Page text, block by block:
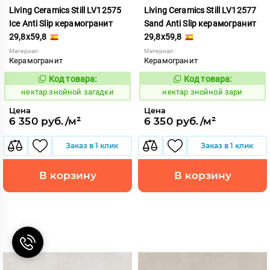
Living Ceramics Still LV12575
Ice Anti Slip керамогранит
29,8x59,8
Материал:
Керамогранит
1129027
Код товара:
нектар знойной загадки
Цена
6 350 руб./м²
Заказ в 1 клик
В корзину
Living Ceramics Still LV12577
Sand Anti Slip керамогранит
29,8x59,8
Материал:
Керамогранит
1129028
Код товара:
нектар знойной зари
Цена
6 350 руб./м²
Заказ в 1 клик
В корзину